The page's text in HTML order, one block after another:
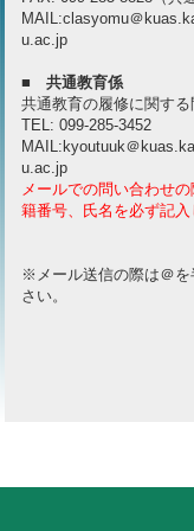
MAIL:clasyomu＠
u.ac.jp
■ 共通教育係
共通教育の履修に関する
TEL: 099-285-3452
MAIL:kyoutuuk＠
u.ac.jp
メールでの問い合わせ
籍番号、氏名を必ず記入
※メール送信の際は＠を
さい。